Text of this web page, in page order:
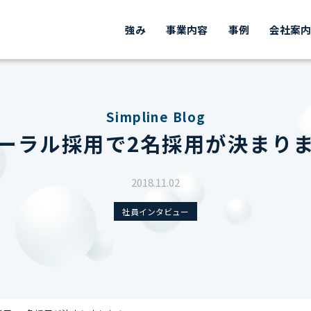
強み 事業内容 事例 会社案内
Simpline Blog
ラル採用で2名採用が決まり
2018.11.02
社員インタビュー